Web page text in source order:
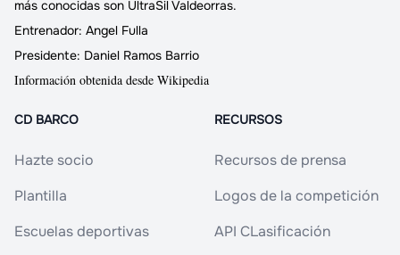
más conocidas son UltraSil Valdeorras.
Entrenador: Angel Fulla
Presidente: Daniel Ramos Barrio
Información obtenida desde Wikipedia
CD BARCO
Hazte socio
Plantilla
Escuelas deportivas
RECURSOS
Recursos de prensa
Logos de la competición
API CLasificación